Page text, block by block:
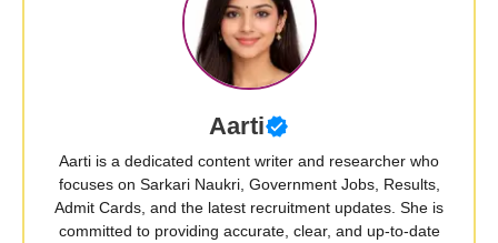
Aarti
Aarti is a dedicated content writer and researcher who
focuses on Sarkari Naukri, Government Jobs, Results,
Admit Cards, and the latest recruitment updates. She is
committed to providing accurate, clear, and up-to-date